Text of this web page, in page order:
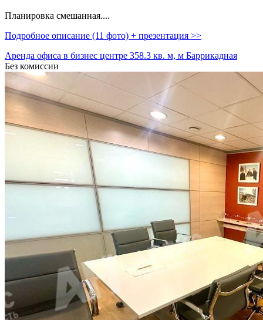
Планировка смешанная....
Подробное описание (11 фото) + презентация >>
Аренда офиса в бизнес центре 358.3 кв. м, м Баррикадная
Без комиссии